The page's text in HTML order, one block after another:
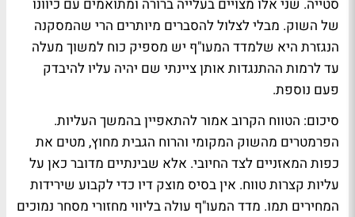
סטייה. שני אלו מצויים בעלייה ברורה ומתואמים עם כיוונו
של השוק. מבלי לצלול להסברים מיותרים הרי שהמסקנה
הנגזרת היא שלמדד המעו"ף יש מספיק כוח למשוך מעלה
עד לרמות ההתנגדות אותן ציינתי שם יהיה עליו להיבדק
פעם נוספת.
סיכום: הטווח הקרוב אמור להתאפיין בהמשך העליות.
הפרמטרים מהשוק המקומי והרוח הגבית מחוץ, מטים את
כפות המאזניים לצד החיובי. אלא שבינתיים מדובר כאן על
עליות קצרות טווח. אין בסיס מוצק דיו כדי לקבוע שירידות
המחירים תמו. מדד המעו"ף עולה בליווי מחזורי מסחר נמוכים